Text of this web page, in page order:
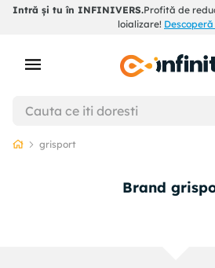
Intră și tu în INFINIVERS.Profită de
loializare! Descoperă
grisport
Brand